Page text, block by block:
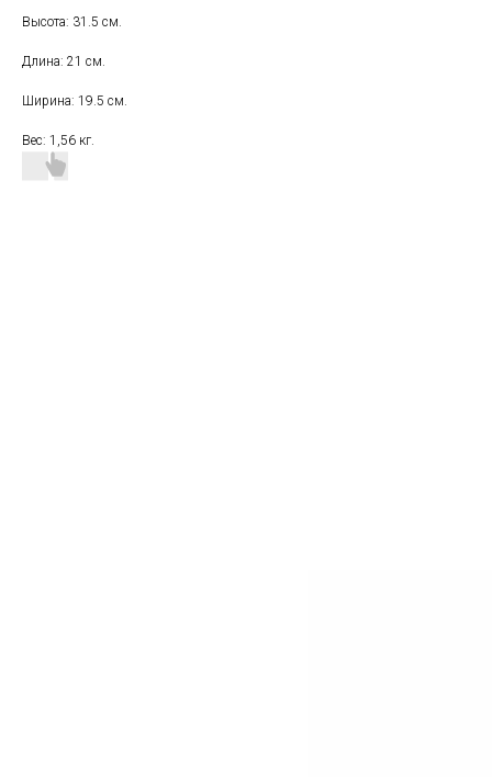
Высота: 31.5 см.
Длина: 21 см.
Ширина: 19.5 см.
Вес: 1,56 кг.